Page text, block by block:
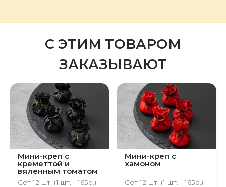
С ЭТИМ ТОВАРОМ
ЗАКАЗЫВАЮТ
Мини-креп с
креметтой и
вяленным томатом
Сет 12 шт. (1 шт. - 165р.)
Мини-креп с
хамоном
Сет 12 шт. (1 шт. - 165р.)